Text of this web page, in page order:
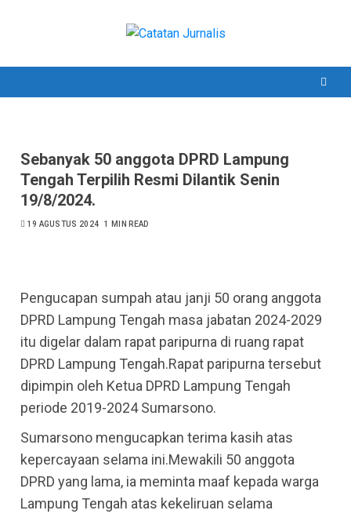
Sebanyak 50 anggota DPRD Lampung
Tengah Terpilih Resmi Dilantik Senin
19/8/2024.
19 AGUSTUS 2024 1 MIN READ
Pengucapan sumpah atau janji 50 orang anggota
DPRD Lampung Tengah masa jabatan 2024-2029
itu digelar dalam rapat paripurna di ruang rapat
DPRD Lampung Tengah.Rapat paripurna tersebut
dipimpin oleh Ketua DPRD Lampung Tengah
periode 2019-2024 Sumarsono.
Sumarsono mengucapkan terima kasih atas
kepercayaan selama ini.Mewakili 50 anggota
DPRD yang lama, ia meminta maaf kepada warga
Lampung Tengah atas kekeliruan selama